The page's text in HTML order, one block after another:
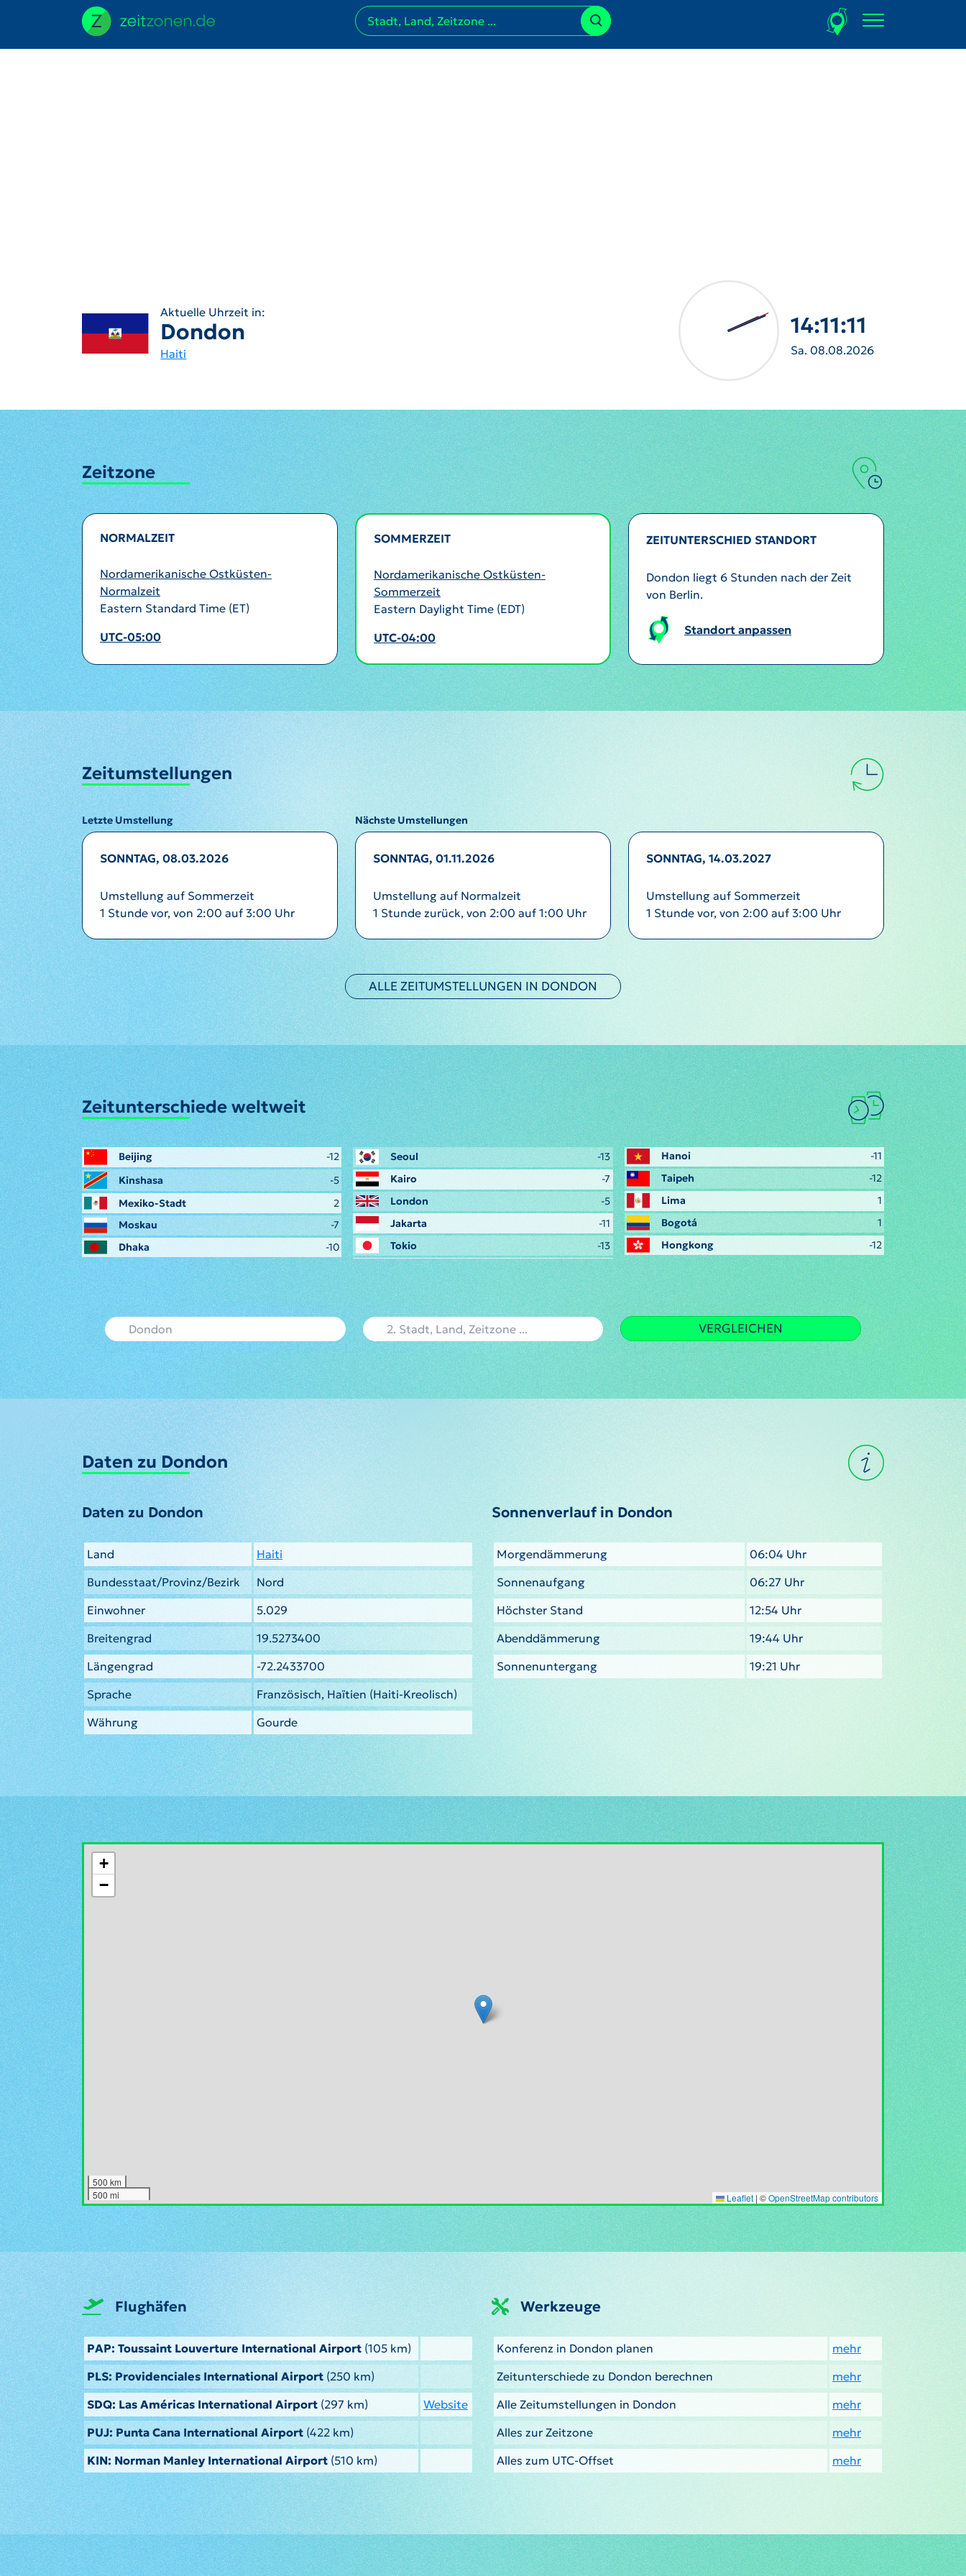
Aktuelle Uhrzeit in:
Dondon
Haiti
14:11:13
Sa. 08.08.2026
Zeitzone
NORMALZEIT
Nordamerikanische Ostküsten-
Normalzeit
Eastern Standard Time (ET)
UTC-05:00
SOMMERZEIT
Nordamerikanische Ostküsten-
Sommerzeit
Eastern Daylight Time (EDT)
UTC-04:00
ZEITUNTERSCHIED STANDORT
Dondon liegt 6 Stunden nach der Zeit
von Berlin.
Standort anpassen
Zeitumstellungen
Letzte Umstellung Nächste Umstellungen
SONNTAG, 08.03.2026
Umstellung auf Sommerzeit
1 Stunde vor, von 2:00 auf 3:00 Uhr
SONNTAG, 01.11.2026
Umstellung auf Normalzeit
1 Stunde zurück, von 2:00 auf 1:00 Uhr
SONNTAG, 14.03.2027
Umstellung auf Sommerzeit
1 Stunde vor, von 2:00 auf 3:00 Uhr
ALLE ZEITUMSTELLUNGEN IN DONDON
Zeitunterschiede weltweit
Beijing
-12
Kinshasa
-5
Mexiko-Stadt
2
Moskau
-7
Dhaka
-10
Seoul
-13
Kairo
-7
London
-5
Jakarta
-11
Tokio
-13
Hanoi
-11
Taipeh
-12
Lima
1
Bogotá
1
Hongkong
-12
VERGLEICHEN
Daten zu Dondon
Daten zu Dondon
Land
Haiti
Bundesstaat/Provinz/Bezirk
Nord
Einwohner
5.029
Breitengrad
19.5273400
Längengrad
-72.2433700
Sprache
Französisch, Haïtien (Haiti-Kreolisch)
Währung
Gourde
Sonnenverlauf in Dondon
Morgendämmerung
06:04 Uhr
Sonnenaufgang
06:27 Uhr
Höchster Stand
12:54 Uhr
Abenddämmerung
19:44 Uhr
Sonnenuntergang
19:21 Uhr
+
−
500 km
500 mi
Leaflet | ©OpenStreetMap contributors
Flughäfen
PAP: Toussaint Louverture International Airport (105 km)
PLS: Providenciales International Airport(250 km)
SDQ: Las Américas International Airport (297 km)
Website
PUJ: Punta Cana International Airport(422 km)
KIN: Norman Manley International Airport (510 km)
Werkzeuge
Konferenz in Dondon planen
mehr
Zeitunterschiede zu Dondon berechnen
mehr
Alle Zeitumstellungen in Dondon
mehr
Alles zur Zeitzone
mehr
Alles zum UTC-Offset
mehr